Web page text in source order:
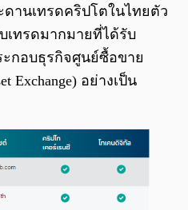
ดานเทรดคริปโตในไทยตัว
เทรดมากมายที่ได้รับ
กอบธุรกิจศูนย์ซื้อขาย
Exchange) อย่างเป็น